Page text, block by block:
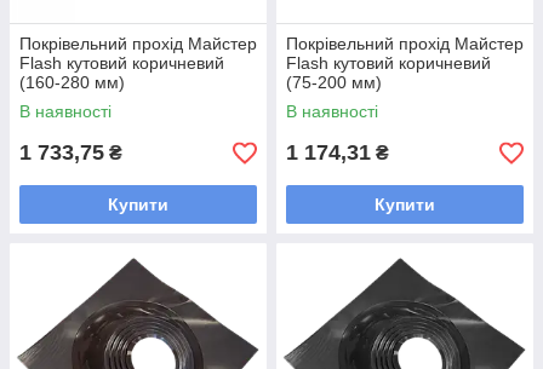
Покрівельний прохід Майстер
Flash кутовий коричневий
(160-280 мм)
В наявності
1 733,75 ₴
Купити
Покрівельний прохід Майстер
Flash кутовий коричневий
(75-200 мм)
В наявності
1 174,31 ₴
Купити